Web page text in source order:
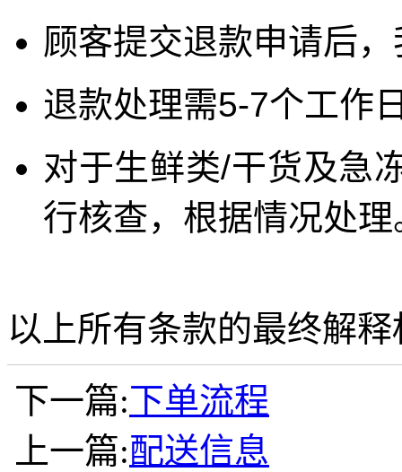
顾客提交退款申请后
退款处理需5-7个工作
对于生鲜类/干货及急
行核查，根据情况处理
以上所有条款的最终解
下一篇:下单流程
上一篇:配送信息